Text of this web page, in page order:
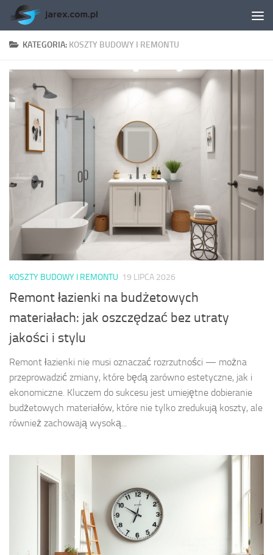
Skip to content
KATEGORIA: KOSZTY BUDOWY I REMONTU
KOSZTY BUDOWY I REMONTU 19 LIPCA 2026
Remont łazienki na budżetowych
materiałach: jak oszczędzać bez utraty
jakości i stylu
Remont łazienki nie musi oznaczać rozrzutności — można
przeprowadzić zmiany, które będą zarówno estetyczne, jak i
ekonomiczne. Kluczem do sukcesu jest umiejętne dobieranie
budżetowych materiałów, które nie tylko zredukują koszty, ale
również zachowają wysoką...